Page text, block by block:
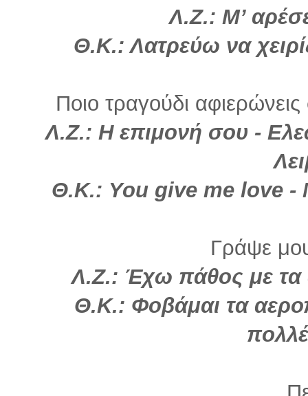
Λ.Ζ.: Μ’
Θ.Κ.: Λατρεύω να
Ποιο τραγούδι
Λ.Ζ.: Η επιμονή σου -
Θ.Κ.: You give me love -
Γράψε
Λ.Ζ.: Έχω πάθος με τα
Θ.Κ.: Φοβάμαι τα